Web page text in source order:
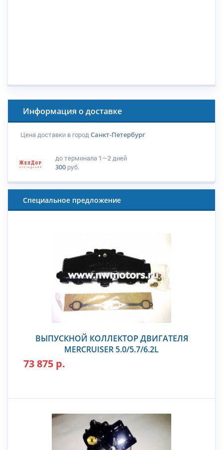
Информация о доставке
Цена доставки в городСанкт-Петербург
до терминала 1—2 дней
300 руб.
Специальное предложение
ВЫПУСКНОЙ КОЛЛЕКТОР ДВИГАТЕЛЯ
MERCRUISER 5.0/5.7/6.2L
73 875 р.